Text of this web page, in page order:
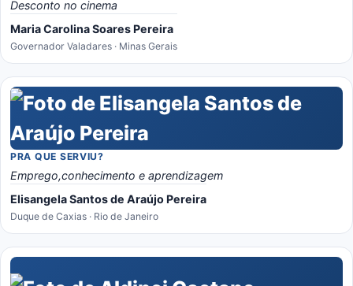
Desconto no cinema
Maria Carolina Soares Pereira
Governador Valadares · Minas Gerais
PRA QUE SERVIU?
Emprego,conhecimento e aprendizagem
Elisangela Santos de Araújo Pereira
Duque de Caxias · Rio de Janeiro